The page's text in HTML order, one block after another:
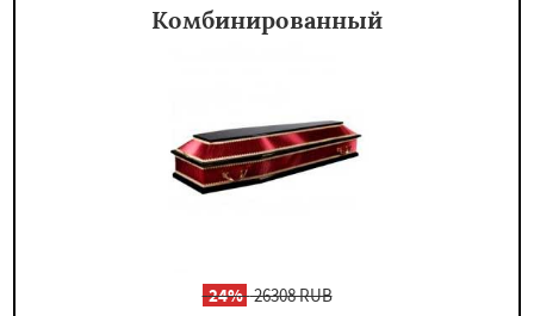
Комбинированный
-24%26308 RUB